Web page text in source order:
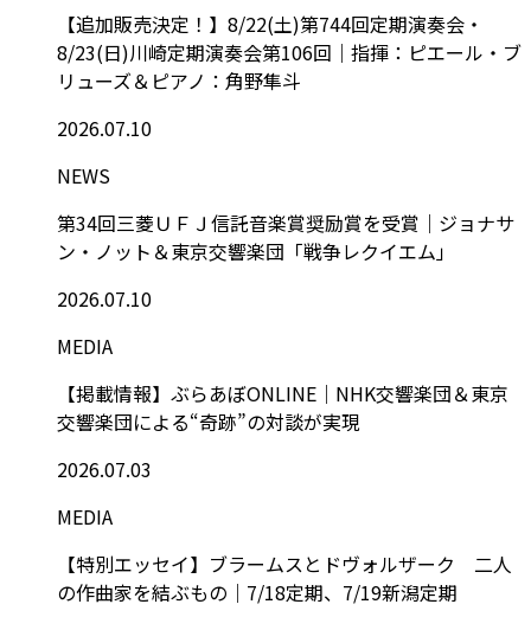
【追加販売決定！】8/22(土)第744回定期演奏会・
8/23(日)川崎定期演奏会第106回｜指揮：ピエール・ブ
リューズ＆ピアノ：角野隼斗
2026.07.10
NEWS
第34回三菱ＵＦＪ信託音楽賞奨励賞を受賞｜ジョナサ
ン・ノット＆東京交響楽団「戦争レクイエム」
2026.07.10
MEDIA
【掲載情報】ぶらあぼONLINE｜NHK交響楽団＆東京
交響楽団による“奇跡”の対談が実現
2026.07.03
MEDIA
【特別エッセイ】ブラームスとドヴォルザーク 二人
の作曲家を結ぶもの｜7/18定期、7/19新潟定期